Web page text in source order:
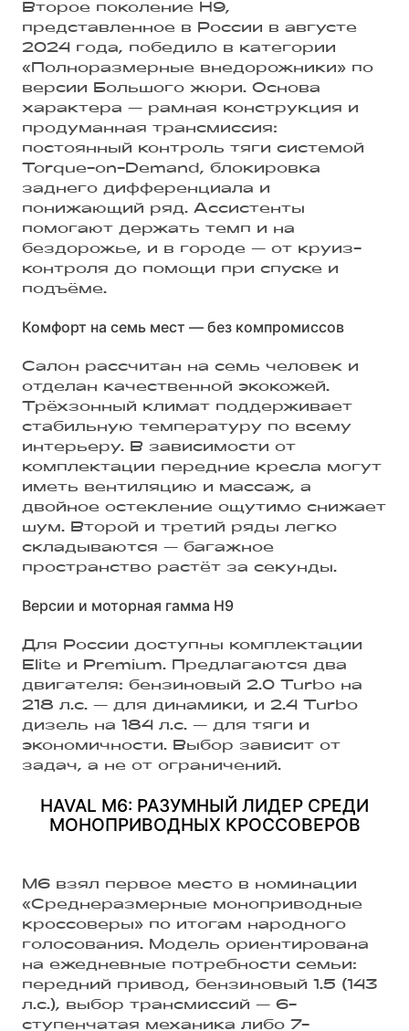
Второе поколение H9,
представленное в России в августе
2024 года, победило в категории
«Полноразмерные внедорожники» по
версии Большого жюри. Основа
характера — рамная конструкция и
продуманная трансмиссия:
постоянный контроль тяги системой
Torque-on-Demand, блокировка
заднего дифференциала и
понижающий ряд. Ассистенты
помогают держать темп и на
бездорожье, и в городе — от круиз-
контроля до помощи при спуске и
подъёме.
Комфорт на семь мест — без компромиссов
Салон рассчитан на семь человек и
отделан качественной экокожей.
Трёхзонный климат поддерживает
стабильную температуру по всему
интерьеру. В зависимости от
комплектации передние кресла могут
иметь вентиляцию и массаж, а
двойное остекление ощутимо снижает
шум. Второй и третий ряды легко
складываются — багажное
пространство растёт за секунды.
Версии и моторная гамма H9
Для России доступны комплектации
Elite и Premium. Предлагаются два
двигателя: бензиновый 2.0 Turbo на
218 л.с. — для динамики, и 2.4 Turbo
дизель на 184 л.с. — для тяги и
экономичности. Выбор зависит от
задач, а не от ограничений.
HAVAL M6: РАЗУМНЫЙ ЛИДЕР СРЕДИ
МОНОПРИВОДНЫХ КРОССОВЕРОВ
M6 взял первое место в номинации
«Среднеразмерные моноприводные
кроссоверы» по итогам народного
голосования. Модель ориентирована
на ежедневные потребности семьи:
передний привод, бензиновый 1.5 (143
л.с.), выбор трансмиссий — 6-
ступенчатая механика либо 7-